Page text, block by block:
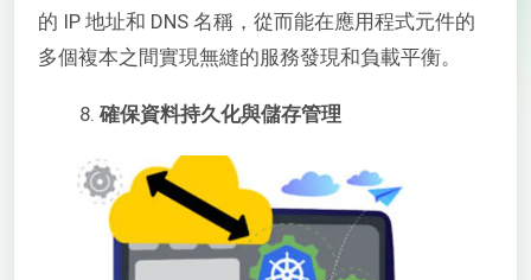
的 IP 地址和 DNS 名稱，從而能在應用程式元件的
多個複本之間實現無縫的服務發現和負載平衡。
確保資料持久化與儲存管理